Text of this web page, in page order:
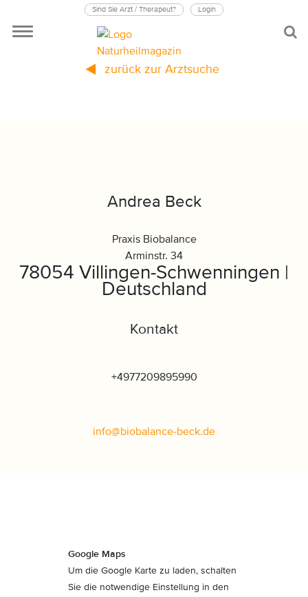
Sind Sie Arzt / Therapeut? Login
zurück zur Arztsuche
Andrea Beck
Praxis Biobalance
Arminstr. 34
78054 Villingen-Schwenningen |
Deutschland
Kontakt
+4977209895990
info@biobalance-beck.de
Google Maps
Um die Google Karte zu laden, schalten
Sie die notwendige Einstellung in den